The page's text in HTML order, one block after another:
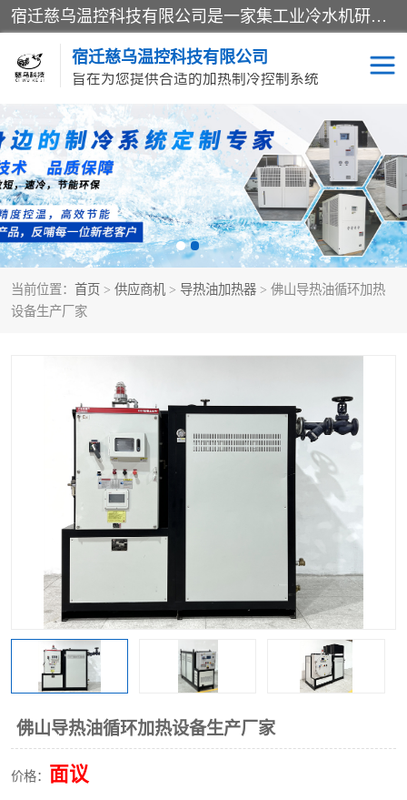
宿迁慈乌温控科技有限公司是一家集工业冷水机研发、制造、营销、服务于一体的技术生产型企业，经营范围包括：冷水机、螺杆式冷水机组、工业冷水机、水冷式冷水机、风冷式冷水机组、风冷螺杆式冷冻机组、冷冻机、注塑专用冷水机、混泥土专用冷水机、低温防爆冷水机组等。专业温控设备供应商 模温机/冷水机/导热油炉定制服务等
宿迁慈乌温控科技有限公司
旨在为您提供合适的加热制冷控制系统
当前位置： 首页 > 供应商机 > 导热油加热器 > 佛山导热油循环加热
设备生产厂家
佛山导热油循环加热设备生产厂家
价格： 面议
冷水机 模温机
导热油加热器